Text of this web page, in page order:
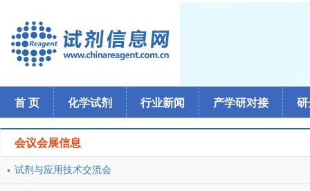
首 页 化学试剂 行业新闻 产学研对接 研
会议会展信息
试剂与应用技术交流会